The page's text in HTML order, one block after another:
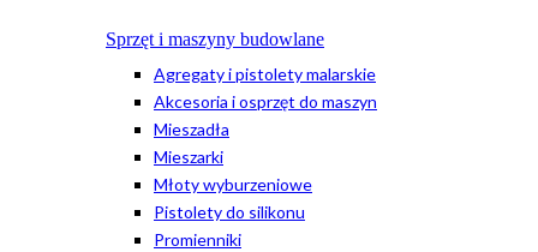
Sprzęt i maszyny budowlane
Agregaty i pistolety malarskie
Akcesoria i osprzęt do maszyn
Mieszadła
Mieszarki
Młoty wyburzeniowe
Pistolety do silikonu
Promienniki